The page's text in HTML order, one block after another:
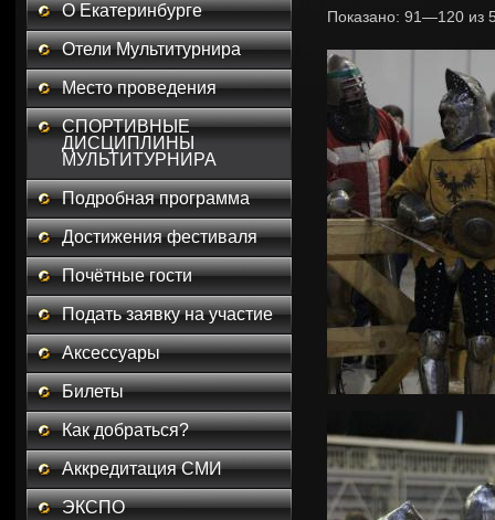
О Екатеринбурге
Отели Мультитурнира
Место проведения
СПОРТИВНЫЕ
ДИСЦИПЛИНЫ
МУЛЬТИТУРНИРА
Подробная программа
Достижения фестиваля
Почётные гости
Подать заявку на участие
Аксессуары
Билеты
Как добраться?
Аккредитация СМИ
ЭКСПО
Показано: 91—120 из